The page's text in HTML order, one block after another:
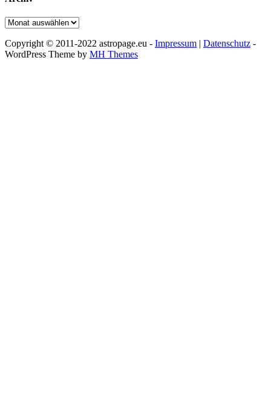
Archiv
Copyright © 2011-2022 astropage.eu - Impressum | Datenschutz -
WordPress Theme by MH Themes